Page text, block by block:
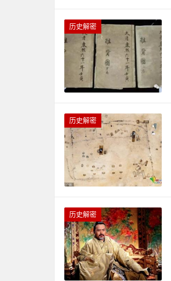
历史解密
历史解密
历史解密